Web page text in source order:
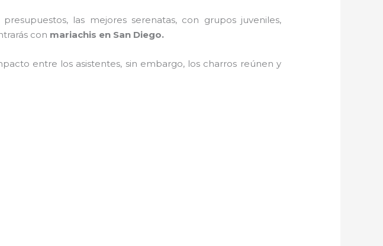
las mejores serenatas, con grupos juveniles,
con mariachis en San Diego.
entre los asistentes, sin embargo, los charros reúnen y